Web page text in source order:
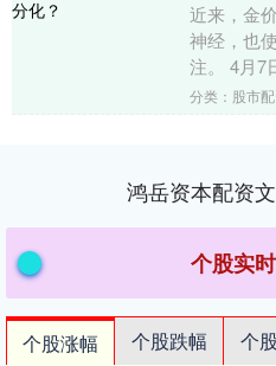
近来，金
神经，也
注。 4月7
示，我国
分类：股市
鸿岳资本配资
个股实
个股涨幅 个股跌幅 个